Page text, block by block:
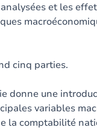
et les
cinq parties.
donne une
variables
la comptabilité